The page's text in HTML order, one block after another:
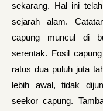
sekarang. Hal ini
sejarah alam.
capung muncul di
serentak. Fosil
ratus dua puluh juta
lebih awal, tidak
seekor capung.